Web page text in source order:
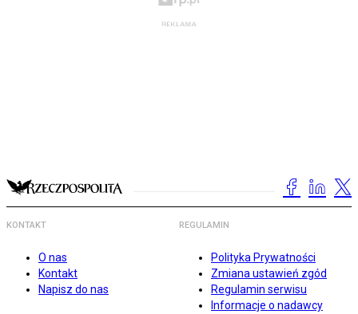
KONTAKT
O nas
Kontakt
Napisz do nas
REGULAMIN
Polityka Prywatności
Zmiana ustawień zgód
Regulamin serwisu
Informacje o nadawcy